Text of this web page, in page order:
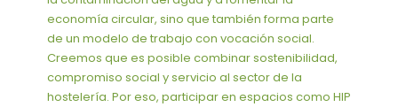
economía circular, sino que también forma parte
de un modelo de trabajo con vocación social.
Creemos que es posible combinar sostenibilidad,
compromiso social y servicio al sector de la
hostelería. Por eso, participar en espacios como HIP